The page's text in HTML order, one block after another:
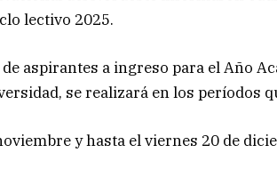
lectivo 2025.
aspirantes a ingreso para el Año
se realizará en los períodos
y hasta el viernes 20 de